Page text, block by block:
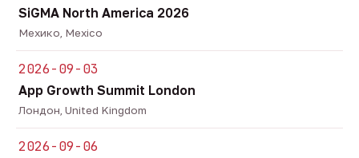
SiGMA North America 2026
Мехико, Mexico
2026-09-03
App Growth Summit London
Лондон, United Kingdom
2026-09-06